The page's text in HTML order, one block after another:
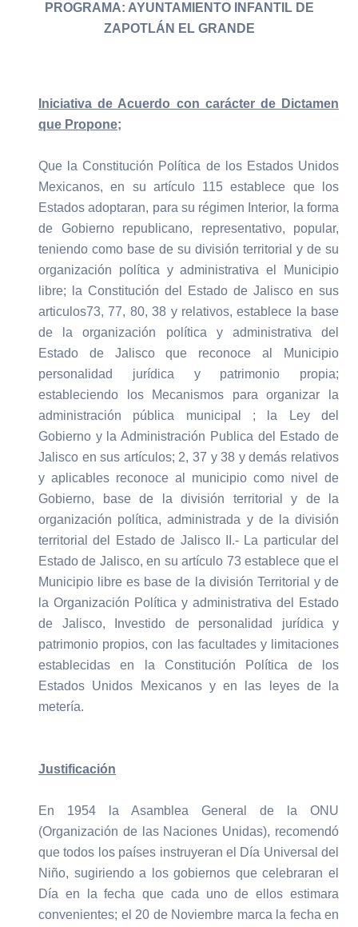
PROGRAMA: AYUNTAMIENTO INFANTIL DE
ZAPOTLÁN EL GRANDE
Iniciativa de Acuerdo con carácter de Dictamen
que Propone;
Que la Constitución Política de los Estados Unidos
Mexicanos, en su artículo 115 establece que los
Estados adoptaran, para su régimen Interior, la forma
de Gobierno republicano, representativo, popular,
teniendo como base de su división territorial y de su
organización política y administrativa el Municipio
libre; la Constitución del Estado de Jalisco en sus
articulos73, 77, 80, 38 y relativos, establece la base
de la organización política y administrativa del
Estado de Jalisco que reconoce al Municipio
personalidad jurídica y patrimonio propia;
estableciendo los Mecanismos para organizar la
administración pública municipal ; la Ley del
Gobierno y la Administración Publica del Estado de
Jalisco en sus artículos; 2, 37 y 38 y demás relativos
y aplicables reconoce al municipio como nivel de
Gobierno, base de la división territorial y de la
organización política, administrada y de la división
territorial del Estado de Jalisco II.- La particular del
Estado de Jalisco, en su artículo 73 establece que el
Municipio libre es base de la división Territorial y de
la Organización Política y administrativa del Estado
de Jalisco, Investido de personalidad jurídica y
patrimonio propios, con las facultades y limitaciones
establecidas en la Constitución Política de los
Estados Unidos Mexicanos y en las leyes de la
metería.
Justificación
En 1954 la Asamblea General de la ONU
(Organización de las Naciones Unidas), recomendó
que todos los países instruyeran el Día Universal del
Niño, sugiriendo a los gobiernos que celebraran el
Día en la fecha que cada uno de ellos estimara
convenientes; el 20 de Noviembre marca la fecha en